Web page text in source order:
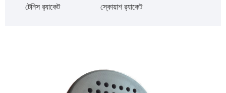
টেনিস র‌্যাকেট স্কোয়াশ র‌্যাকেট